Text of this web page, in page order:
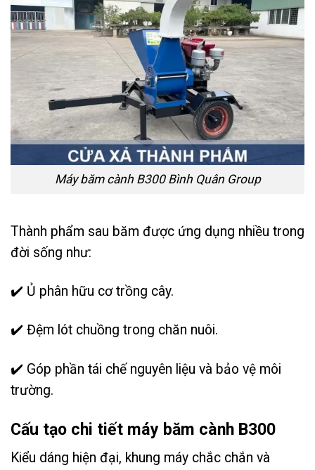
Máy băm cành B300 Bình Quân Group
Thành phẩm sau băm được ứng dụng nhiều trong
đời sống như:
✔️ Ủ phân hữu cơ trồng cây.
✔️ Đệm lót chuồng trong chăn nuôi.
✔️ Góp phần tái chế nguyên liệu và bảo vệ môi
trường.
Cấu tạo chi tiết máy băm cành B300
Kiểu dáng hiện đại, khung máy chắc chắn và